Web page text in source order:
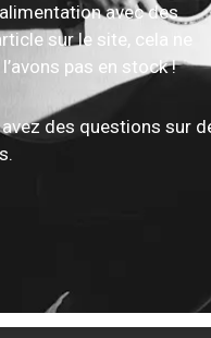
amplification dédiée
avec des
sur le site, cela ne
pas en stock !
des questions sur